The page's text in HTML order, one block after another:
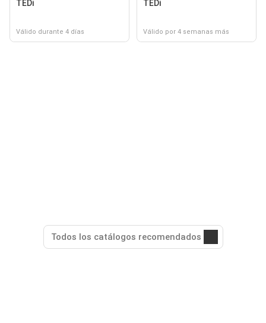
TEDi
Válido durante 4 días
TEDi
Válido por 4 semanas más
Todos los catálogos recomendados